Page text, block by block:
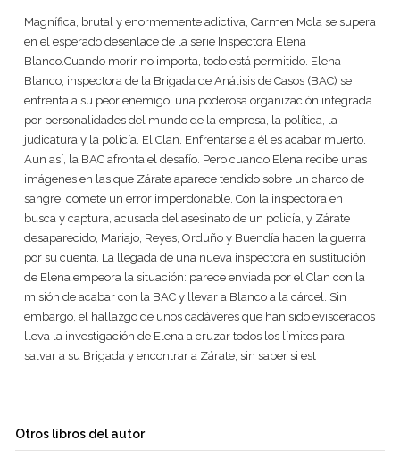
Magnífica, brutal y enormemente adictiva, Carmen Mola se supera
en el esperado desenlace de la serie Inspectora Elena
Blanco.Cuando morir no importa, todo está permitido. Elena
Blanco, inspectora de la Brigada de Análisis de Casos (BAC) se
enfrenta a su peor enemigo, una poderosa organización integrada
por personalidades del mundo de la empresa, la política, la
judicatura y la policía. El Clan. Enfrentarse a él es acabar muerto.
Aun así, la BAC afronta el desafío. Pero cuando Elena recibe unas
imágenes en las que Zárate aparece tendido sobre un charco de
sangre, comete un error imperdonable. Con la inspectora en
busca y captura, acusada del asesinato de un policía, y Zárate
desaparecido, Mariajo, Reyes, Orduño y Buendía hacen la guerra
por su cuenta. La llegada de una nueva inspectora en sustitución
de Elena empeora la situación: parece enviada por el Clan con la
misión de acabar con la BAC y llevar a Blanco a la cárcel. Sin
embargo, el hallazgo de unos cadáveres que han sido eviscerados
lleva la investigación de Elena a cruzar todos los límites para
salvar a su Brigada y encontrar a Zárate, sin saber si est
Otros libros del autor